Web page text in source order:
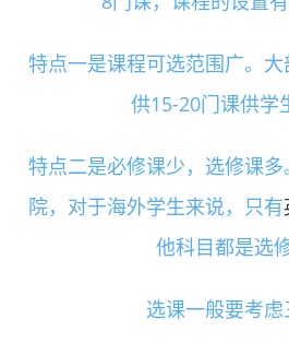
特点一是课程可选范围广。
供15-20门课供学
特点二是必修课少，选修课
院，对于海外学生来说，只有
他科目都是选
选课一般要考虑